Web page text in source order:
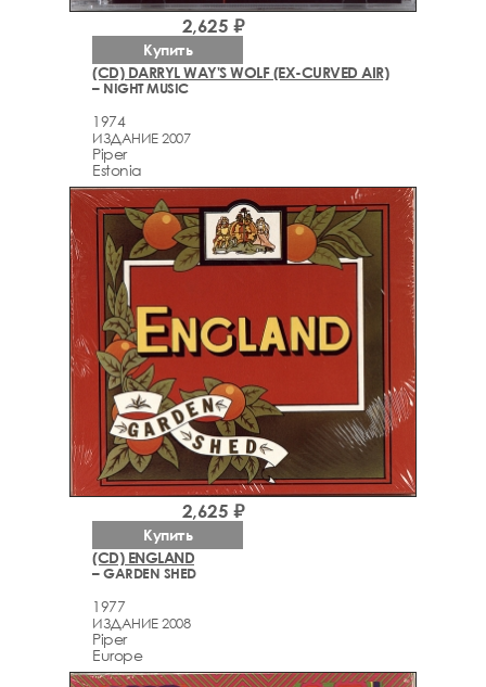
(CD) DARRYL WAY'S WOLF (EX-CURVED AIR)
– NIGHT MUSIC
1974
ИЗДАНИЕ 2007
Piper
Estonia
2,625 ₽
Купить
(CD) ENGLAND
– GARDEN SHED
1977
ИЗДАНИЕ 2008
Piper
Europe
2,625 ₽
Купить